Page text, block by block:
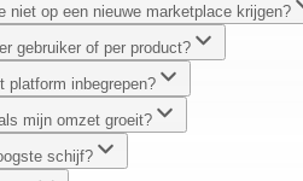
niet op een nieuwe marketplace krijgen?
gebruiker of per product?
platform inbegrepen?
mijn omzet groeit?
schijf?